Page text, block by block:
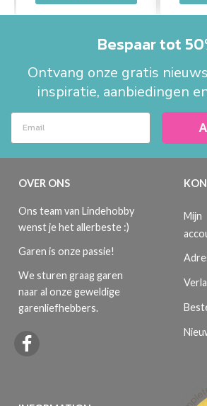
Bespaar tot
Ontvang onze gratis
inspiratie, aanbiedingen
OVER ONS
Ons team van Lindehobby
wenst je het allerbeste :)
Garen is onze passie!
We sturen graag garen
naar al onze geweldige
garenliefhebbers.
Mijn